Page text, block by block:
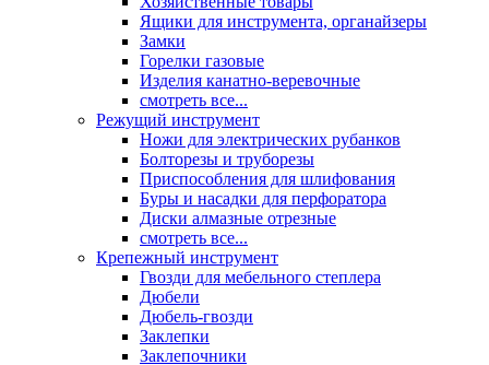
Ящики для инструмента, органайзеры
Замки
Горелки газовые
Изделия канатно-веревочные
смотреть все...
Режущий инструмент
Ножи для электрических рубанков
Болторезы и труборезы
Приспособления для шлифования
Буры и насадки для перфоратора
Диски алмазные отрезные
смотреть все...
Крепежный инструмент
Гвозди для мебельного степлера
Дюбели
Дюбель-гвозди
Заклепки
Заклепочники